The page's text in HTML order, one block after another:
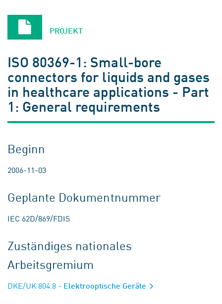
PROJEKT
ISO 80369-1: Small-bore
connectors for liquids and gases
in healthcare applications - Part
1: General requirements
Beginn
2006-11-03
Geplante Dokumentnummer
IEC 62D/869/FDIS
Zuständiges nationales
Arbeitsgremium
DKE/UK 804.8 - Elektrooptische Geräte